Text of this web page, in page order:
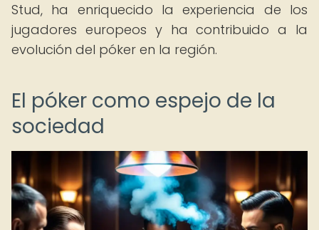
Stud, ha enriquecido la experiencia de los
jugadores europeos y ha contribuido a la
evolución del póker en la región.
El póker como espejo de la
sociedad